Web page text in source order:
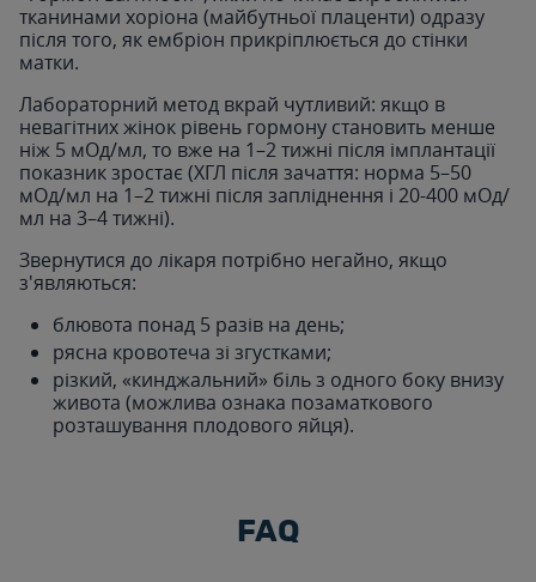
тканинами хоріона (майбутньої плаценти) одразу
після того, як ембріон прикріплюється до стінки
матки.
Лабораторний метод вкрай чутливий: якщо в
невагітних жінок рівень гормону становить менше
ніж 5 мОд/мл, то вже на 1–2 тижні після імплантації
показник зростає (ХГЛ після зачаття: норма 5–50
мОд/мл на 1–2 тижні після запліднення і 20-400 мОд/
мл на 3–4 тижні).
Звернутися до лікаря потрібно негайно, якщо
з'являються:
блювота понад 5 разів на день;
рясна кровотеча зі згустками;
різкий, «кинджальний» біль з одного боку внизу
живота (можлива ознака позаматкового
розташування плодового яйця).
FAQ